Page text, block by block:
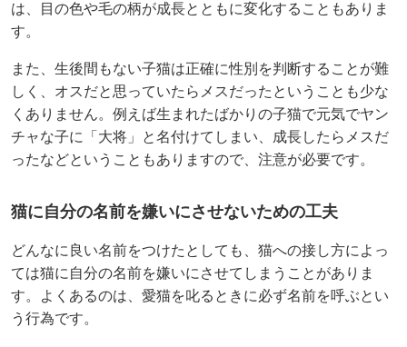
は、目の色や毛の柄が成長とともに変化することもありま
す。
また、生後間もない子猫は正確に性別を判断することが難
しく、オスだと思っていたらメスだったということも少な
くありません。例えば生まれたばかりの子猫で元気でヤン
チャな子に「大将」と名付けてしまい、成長したらメスだ
ったなどということもありますので、注意が必要です。
猫に自分の名前を嫌いにさせないための工夫
どんなに良い名前をつけたとしても、猫への接し方によっ
ては猫に自分の名前を嫌いにさせてしまうことがありま
す。よくあるのは、愛猫を叱るときに必ず名前を呼ぶとい
う行為です。